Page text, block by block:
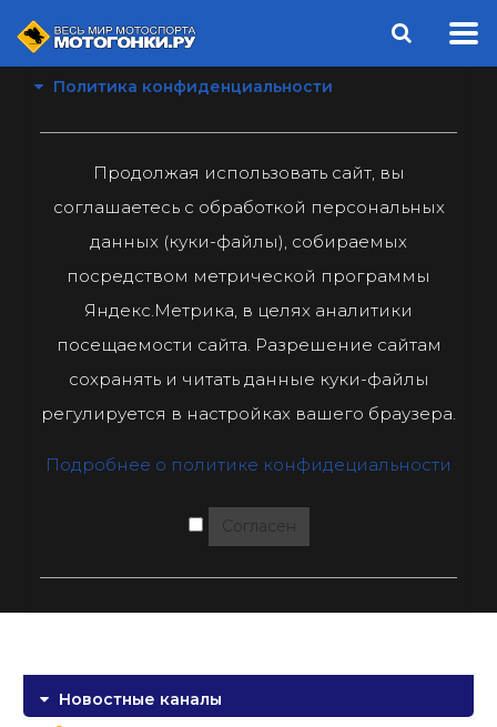
Политика конфиденциальности
Продолжая использовать сайт, вы
соглашаетесь с обработкой персональных
данных (куки-файлы), собираемых
посредством метрической программы
Яндекс.Метрика, в целях аналитики
посещаемости сайта. Разрешение сайтам
сохранять и читать данные куки-файлы
регулируется в настройках вашего браузера.
Подробнее о политике конфидециальности
Согласен
Новостные каналы